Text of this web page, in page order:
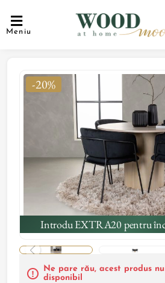
Meniu
-20%
Introdu EXTRA20 pentru
Ne pare rău, acest produs
disponibil